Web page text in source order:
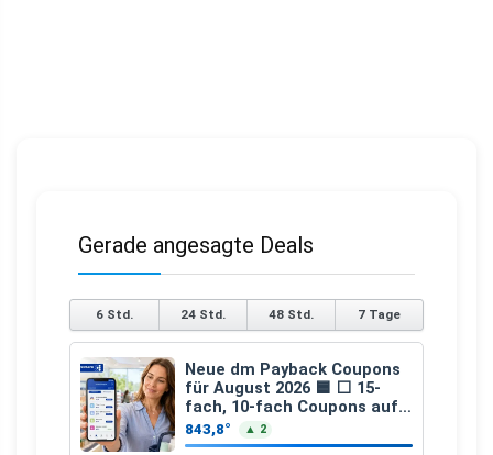
Gerade angesagte Deals
6 Std. 24 Std. 48 Std. 7 Tage
Neue dm Payback Coupons
für August 2026 🟦 ⬜ 15-
fach, 10-fach Coupons auf
den gesamten Einkauf ab 2
€
843,8° ▲ 2